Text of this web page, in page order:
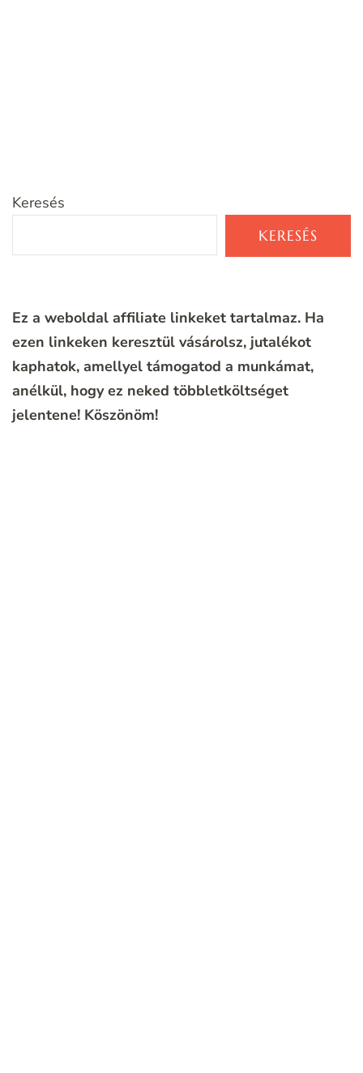
Keresés
KERESÉS
Ez a weboldal affiliate linkeket tartalmaz. Ha
ezen linkeken keresztül vásárolsz, jutalékot
kaphatok, amellyel támogatod a munkámat,
anélkül, hogy ez neked többletköltséget
jelentene! Köszönöm!